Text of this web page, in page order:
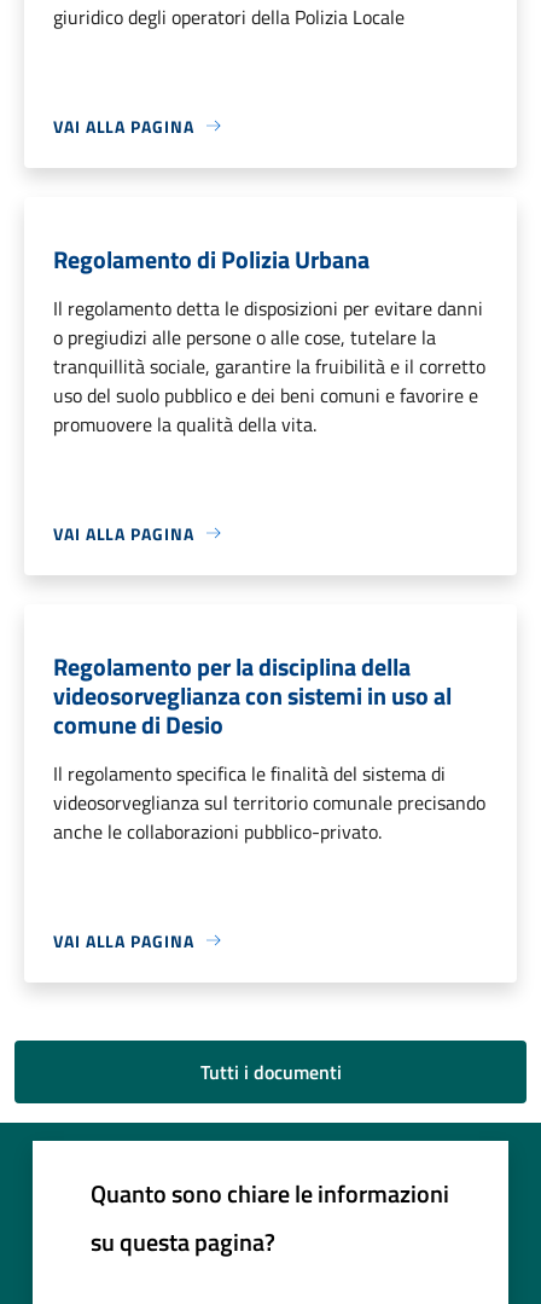
giuridico degli operatori della Polizia Locale
VAI ALLA PAGINA
Regolamento di Polizia Urbana
Il regolamento detta le disposizioni per evitare danni
o pregiudizi alle persone o alle cose, tutelare la
tranquillità sociale, garantire la fruibilità e il corretto
uso del suolo pubblico e dei beni comuni e favorire e
promuovere la qualità della vita.
VAI ALLA PAGINA
Regolamento per la disciplina della
videosorveglianza con sistemi in uso al
comune di Desio
Il regolamento specifica le finalità del sistema di
videosorveglianza sul territorio comunale precisando
anche le collaborazioni pubblico-privato.
VAI ALLA PAGINA
Tutti i documenti
Quanto sono chiare le informazioni
su questa pagina?